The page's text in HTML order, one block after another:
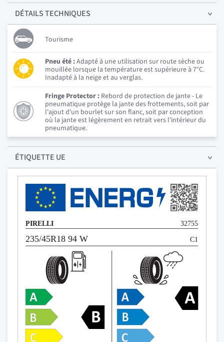
DÉTAILSTECHNIQUES
Tourisme
Pneu été :Adapté à une utilisation sur route sèche ou
mouillée lorsque la température est supérieure à 7°C.
Inadapté à la neige et au verglas.
Fringe Protector : Rebord de protection de jante - Le
pneumatique protège la jante des frottements, soit par
l'ajout d'un bourlet sur son flanc, soit par conception
où la jante est légèrement en retrait vers l'intérieur du
pneumatique.
ÉTIQUETTE UE